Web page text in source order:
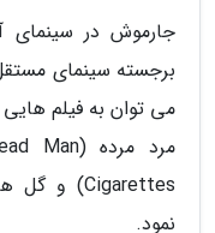
جارموش در سینمای
برجسته سینمای
نمود.